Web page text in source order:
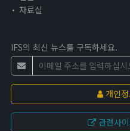
자료실
IFS의 최신 뉴스를 구독하세요.
개인
관련사